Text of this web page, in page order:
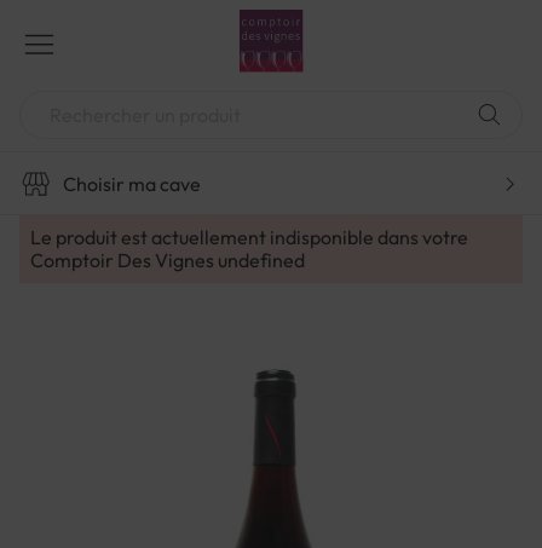
contenu
Choisir ma cave
Le produit est actuellement indisponible dans votre
Comptoir Des Vignes undefined